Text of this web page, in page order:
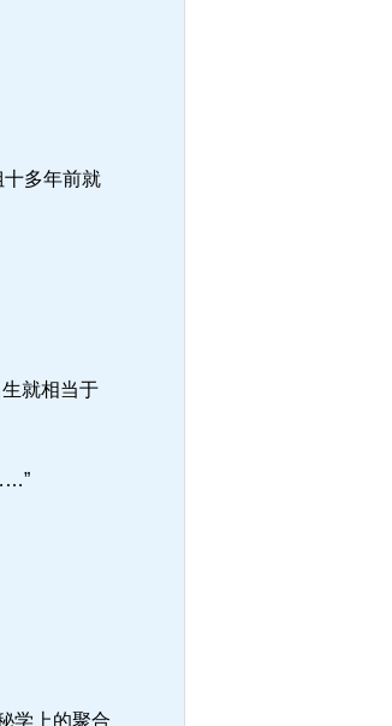
多年前就
就相当于
学上的聚合